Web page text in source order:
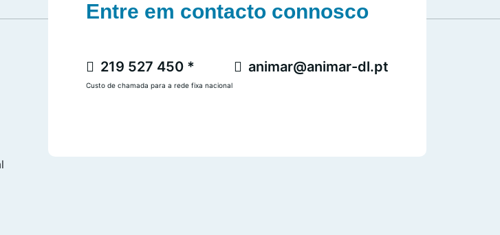
Entre em contacto connosco
219 527 450 * animar@animar-dl.pt
Custo de chamada para a rede fixa nacional